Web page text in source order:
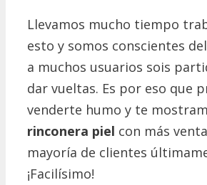
Llevamos mucho tiempo
esto y somos conscientes
a muchos usuarios sois
dar vueltas. Es por eso que
venderte humo y te
rinconera piel con más
mayoría de clientes
¡Facilísimo!